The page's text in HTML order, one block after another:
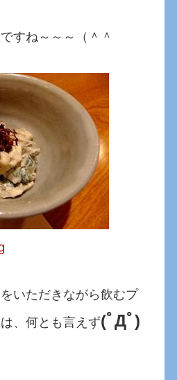
すね～～～（＾＾
いただきながら飲むプ
、何とも言えず(ﾟДﾟ)